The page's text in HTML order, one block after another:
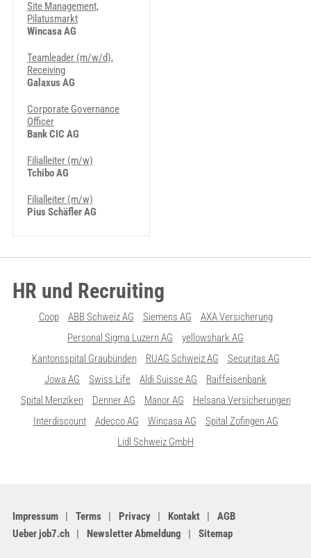
Site Management,
Pilatusmarkt
Wincasa AG
Teamleader (m/w/d),
Receiving
Galaxus AG
Corporate Governance
Officer
Bank CIC AG
Filialleiter (m/w)
Tchibo AG
Filialleiter (m/w)
Pius Schäfler AG
HR und Recruiting
Coop ABB Schweiz AG Siemens AG
AXA Versicherung
Personal Sigma Luzern AG
yellowshark AG
Kantonsspital Graubünden
RUAG Schweiz AG
Securitas AG
Jowa AG
Swiss Life Aldi Suisse AG
Raiffeisenbank
Spital Menziken
Denner AG Manor AG
Helsana Versicherungen
Interdiscount
Adecco AG Wincasa AG
Spital Zofingen AG
Lidl Schweiz GmbH
Impressum Terms Privacy Kontakt
AGB
Ueber job7.ch
Newsletter Abmeldung Sitemap